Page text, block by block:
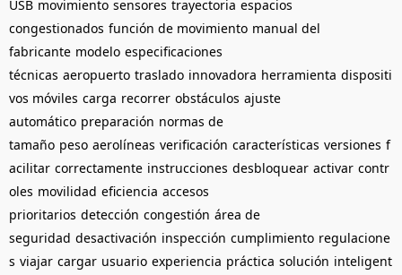
USB movimiento sensores trayectoria espacios
congestionados función de movimiento manual del
fabricante modelo especificaciones
técnicas aeropuerto traslado innovadora herramienta dispositi
vos móviles carga recorrer obstáculos ajuste
automático preparación normas de
tamaño peso aerolíneas verificación características versiones f
acilitar correctamente instrucciones desbloquear activar contr
oles movilidad eficiencia accesos
prioritarios detección congestión área de
seguridad desactivación inspección cumplimiento regulacione
s viajar cargar usuario experiencia práctica solución inteligent